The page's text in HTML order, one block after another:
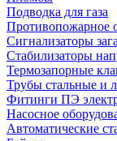
Подводка для газа
Противопожарное
Сигнализаторы
Стабилизаторы
Термозапорные
Трубы стальные и
Фитинги ПЭ
Насосное
Автоматические